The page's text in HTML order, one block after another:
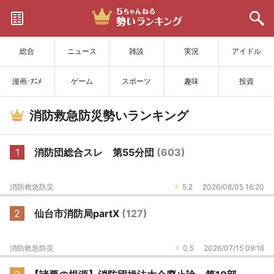
総合 ニュース 雑談 実況 アイドル
漫画･ｱﾆﾒ ゲーム スポーツ 趣味 投資
サイトを更新
消防救急防災勢いランキング
1 消防団総合スレ 第55分団 (603)
5.2 2026/08/05 16:20
消防救急防災
2 仙台市消防局partX (127)
0.5 2026/07/15 09:16
消防救急防災